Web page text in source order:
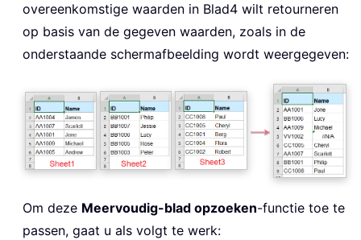
overeenkomstige waarden in Blad4 wilt retourneren
op basis van de gegeven waarden, zoals in de
onderstaande schermafbeelding wordt weergegeven:
Om deze Meervoudig-blad opzoeken-functie toe te
passen, gaat u als volgt te werk: